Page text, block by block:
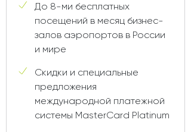
До 8-ми бесплатных
посещений в месяц бизнес-
залов аэропортов в России
и мире
Скидки и специальные
предложения
международной платежной
системы MasterCard Platinum